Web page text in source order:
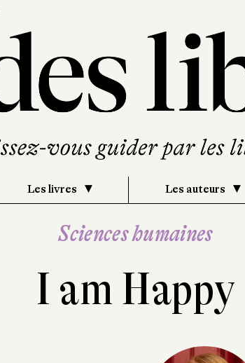
Les livres Les auteurs
Sciences humaines
I am Happy